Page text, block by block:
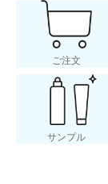
ご注文
サンプル